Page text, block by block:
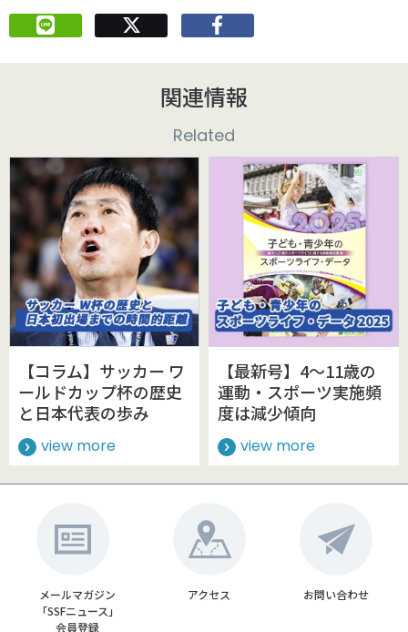
関連情報
Related
【コラム】サッカー ワ
ールドカップ杯の歴史
と日本代表の歩み
view more
【最新号】4～11歳の
運動・スポーツ実施頻
度は減少傾向
view more
メールマガジン
「SSFニュース」
会員登録
アクセス お問い合わせ